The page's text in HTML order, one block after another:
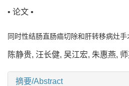
• 论文 •
同时性结肠直肠癌切除和肝转移病灶
陈静贵, 汪长健, 吴江宏, 朱惠燕,
摘要/Abstract